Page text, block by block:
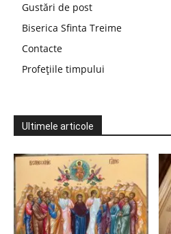
Gustări de post
Biserica Sfinta Treime
Contacte
Profețiile timpului
Ultimele articole